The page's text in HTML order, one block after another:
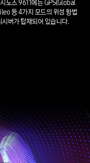
노스 9611에는 GPS(Global
등 4가지 모드의 위성 항법
버가 탑재되어 있습니다.